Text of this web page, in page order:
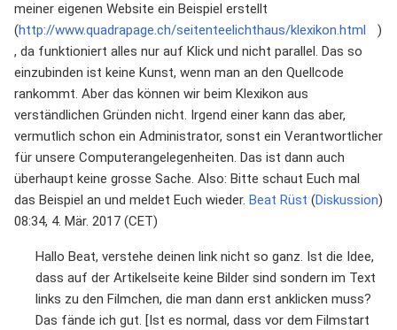
meiner eigenen Website ein Beispiel erstellt
(http://www.quadrapage.ch/seitenteelichthaus/klexikon.html
)
, da funktioniert alles nur auf Klick und nicht parallel. Das so
einzubinden ist keine Kunst, wenn man an den Quellcode
rankommt. Aber das können wir beim Klexikon aus
verständlichen Gründen nicht. Irgend einer kann das aber,
vermutlich schon ein Administrator, sonst ein Verantwortlicher
für unsere Computerangelegenheiten. Das ist dann auch
überhaupt keine grosse Sache. Also: Bitte schaut Euch mal
das Beispiel an und meldet Euch wieder. Beat Rüst (Diskussion)
08:34, 4. Mär. 2017 (CET)
Hallo Beat, verstehe deinen link nicht so ganz. Ist die Idee,
dass auf der Artikelseite keine Bilder sind sondern im Text
links zu den Filmchen, die man dann erst anklicken muss?
Das fände ich gut. [Ist es normal, dass vor dem Filmstart